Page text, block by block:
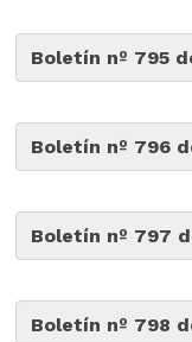
Boletín nº 795
Boletín nº 796
Boletín nº 797
Boletín nº 798